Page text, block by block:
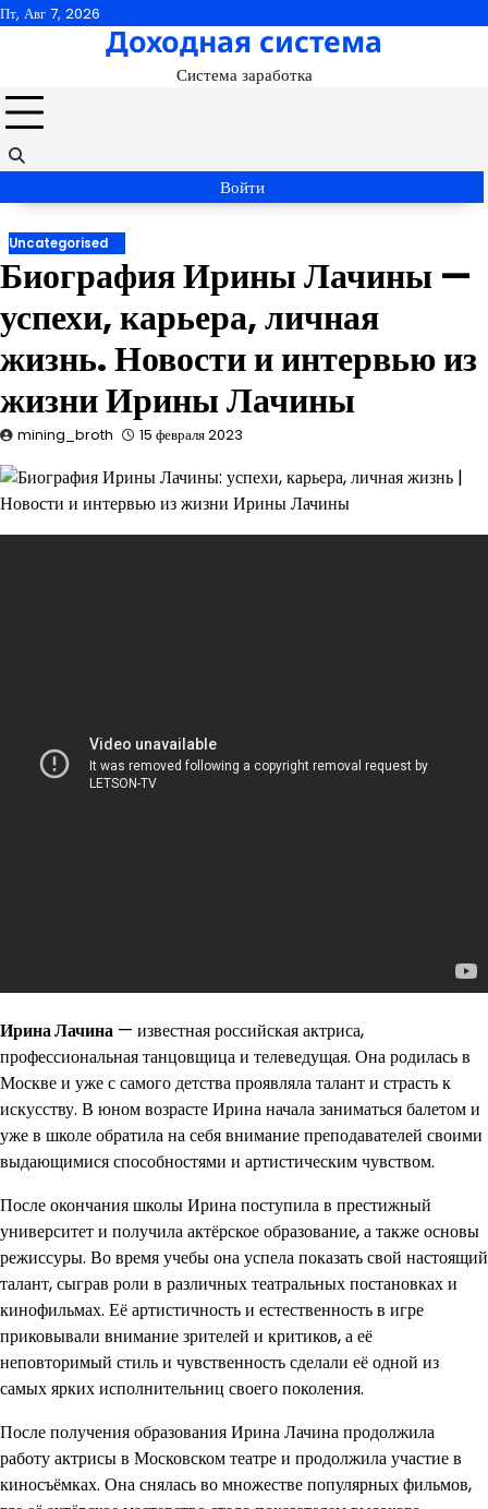
Перейти
Пт, Авг 7, 2026
Доходная система
Система заработка
Войти
Uncategorised
Биография Ирины Лачины —
успехи, карьера, личная
жизнь. Новости и интервью из
жизни Ирины Лачины
mining_broth 15 февраля 2023
Ирина Лачина — известная российская актриса,
профессиональная танцовщица и телеведущая. Она родилась в
Москве и уже с самого детства проявляла талант и страсть к
искусству. В юном возрасте Ирина начала заниматься балетом и
уже в школе обратила на себя внимание преподавателей своими
выдающимися способностями и артистическим чувством.
После окончания школы Ирина поступила в престижный
университет и получила актёрское образование, а также основы
режиссуры. Во время учебы она успела показать свой настоящий
талант, сыграв роли в различных театральных постановках и
кинофильмах. Её артистичность и естественность в игре
приковывали внимание зрителей и критиков, а её
неповторимый стиль и чувственность сделали её одной из
самых ярких исполнительниц своего поколения.
После получения образования Ирина Лачина продолжила
работу актрисы в Московском театре и продолжила участие в
киносъёмках. Она снялась во множестве популярных фильмов,